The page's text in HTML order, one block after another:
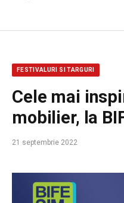
FESTIVALURI SI TARGURI
Cele mai
mobilier, la
21 septembrie 2022